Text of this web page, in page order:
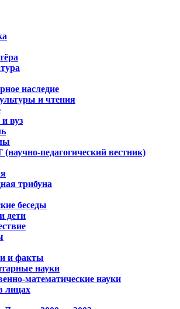
наследие
и чтения
вуз
педагогический вестник)
трибуна
беседы
дети
и факты
науки
математические науки
лицах